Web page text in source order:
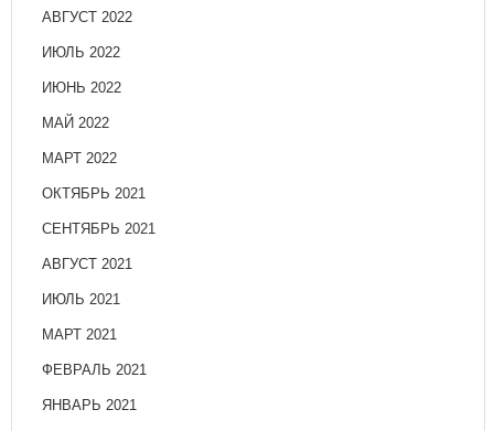
АВГУСТ 2022
ИЮЛЬ 2022
ИЮНЬ 2022
МАЙ 2022
МАРТ 2022
ОКТЯБРЬ 2021
СЕНТЯБРЬ 2021
АВГУСТ 2021
ИЮЛЬ 2021
МАРТ 2021
ФЕВРАЛЬ 2021
ЯНВАРЬ 2021